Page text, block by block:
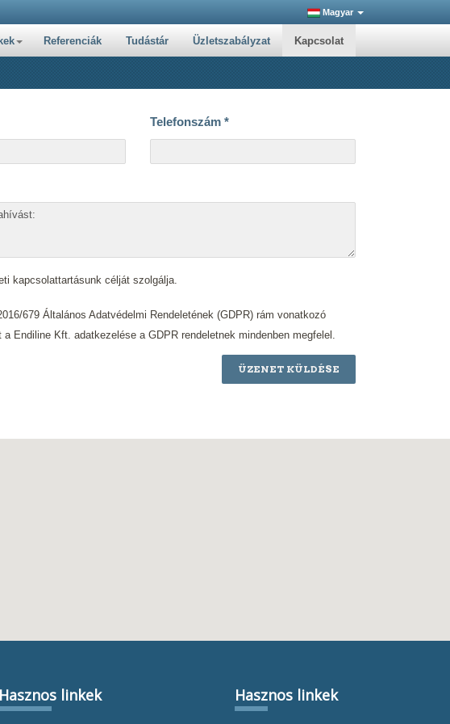
Magyar
Referenciák Tudástár Üzletszabályzat Kapcsolat
Telefonszám *
kapcsolattartásunk célját szolgálja.
679 Általános Adatvédelmi Rendeletének (GDPR) rám vonatkozó
Kft. adatkezelése a GDPR rendeletnek mindenben megfelel.
ÜZENET KÜLDÉSE
Hasznos linkek Hasznos linkek